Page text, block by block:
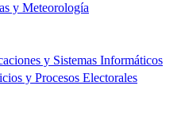
y Meteorología
y Sistemas Informáticos
y Procesos Electorales